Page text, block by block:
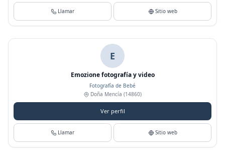
Llamar Sitio web
E
Emozione fotografía y video
Fotografía de Bebé
Doña Mencía (14860)
Ver perfil
Llamar Sitio web